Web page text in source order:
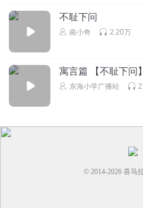
不耻下问
曲小奇 2.20万
寓言篇 【不耻下问
东海小学广播站
© 2014-2026 喜马